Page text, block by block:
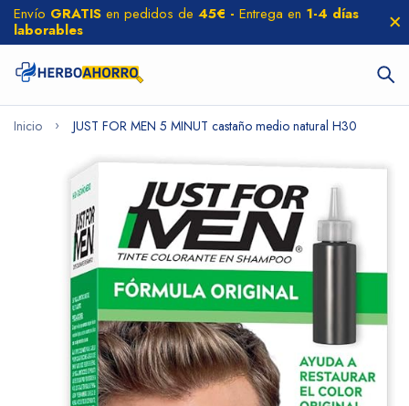
Envío GRATIS en pedidos de 45€ - Entrega en 1-4 días
laborables
Inicio JUST FOR MEN 5 MINUT castaño medio natural H30